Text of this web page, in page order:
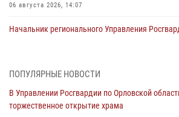
06 августа 2026, 14:07
Начальник регионального Управления
первое полугодие
05 августа 2026, 13:12
ПОПУЛЯРНЫЕ НОВОСТИ
В Управлении Росгвардии по Орловской
торжественное открытие храма